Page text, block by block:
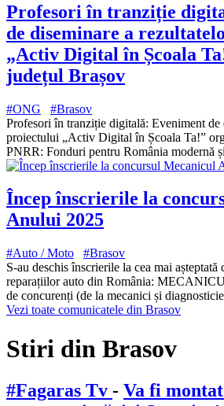
Profesori în tranziție
de diseminare a
„Activ Digital în Școala
județul Brașov
#ONG
#Brasov
Profesori în tranziție digitală: Eveniment de
proiectului „Activ Digital în Școala Ta!”
PNRR: Fonduri pentru România modernă
Încep înscrierile la
Anului 2025
#Auto / Moto
#Brasov
S-au deschis înscrierile la cea mai
reparațiilor auto din România:
de concurenți (de la mecanici și
Vezi toate comunicatele din Brasov
Stiri din Brasov
#Fagaras Tv - Va fi